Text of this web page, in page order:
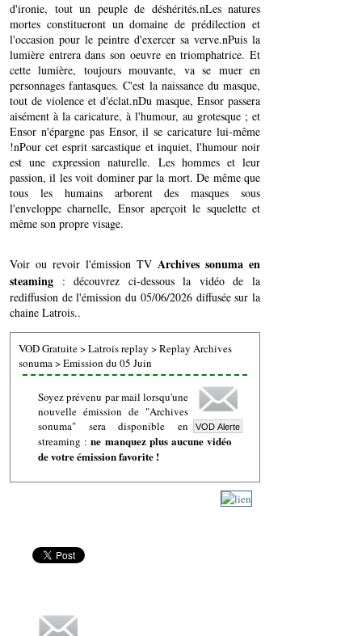
d'ironie, tout un peuple de déshérités.nLes natures
mortes constitueront un domaine de prédilection et
l'occasion pour le peintre d'exercer sa verve.nPuis la
lumière entrera dans son oeuvre en triomphatrice. Et
cette lumière, toujours mouvante, va se muer en
personnages fantasques. C'est la naissance du masque,
tout de violence et d'éclat.nDu masque, Ensor passera
aisément à la caricature, à l'humour, au grotesque ; et
Ensor n'épargne pas Ensor, il se caricature lui-même
!nPour cet esprit sarcastique et inquiet, l'humour noir
est une expression naturelle. Les hommes et leur
passion, il les voit dominer par la mort. De même que
tous les humains arborent des masques sous
l'enveloppe charnelle, Ensor aperçoit le squelette et
même son propre visage.
Voir ou revoir l'émission TV Archives sonuma en
steaming : découvrez ci-dessous la vidéo de la
rediffusion de l'émission du 05/06/2026 diffusée sur la
chaine Latrois..
VOD Gratuite>Latrois replay >Replay Archives
sonuma>Emission du 05 Juin
Soyez prévenu par mail lorsqu'une
nouvelle émission de "Archives
sonuma" sera disponible en
streaming :ne manquez plus aucune vidéo
de votre émission favorite !